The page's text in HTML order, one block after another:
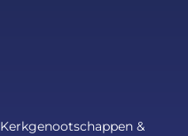
Kerkgenootschappen &